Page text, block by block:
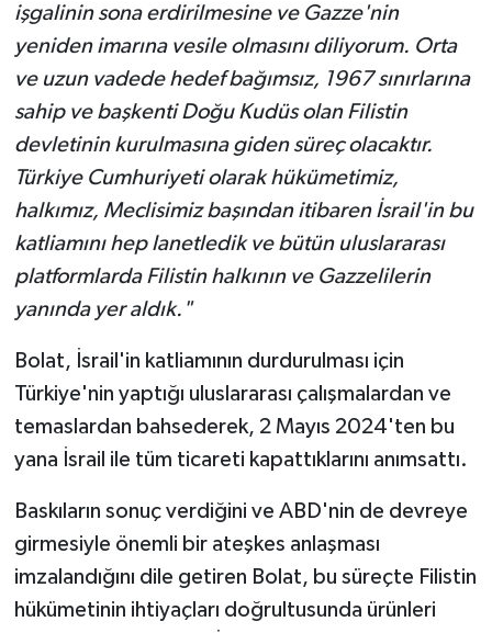
işgalinin sona erdirilmesine ve Gazze'nin
yeniden imarına vesile olmasını diliyorum. Orta
ve uzun vadede hedef bağımsız, 1967 sınırlarına
sahip ve başkenti Doğu Kudüs olan Filistin
devletinin kurulmasına giden süreç olacaktır.
Türkiye Cumhuriyeti olarak hükümetimiz,
halkımız, Meclisimiz başından itibaren İsrail'in bu
katliamını hep lanetledik ve bütün uluslararası
platformlarda Filistin halkının ve Gazzelilerin
yanında yer aldık."
Bolat, İsrail'in katliamının durdurulması için
Türkiye'nin yaptığı uluslararası çalışmalardan ve
temaslardan bahsederek, 2 Mayıs 2024'ten bu
yana İsrail ile tüm ticareti kapattıklarını anımsattı.
Baskıların sonuç verdiğini ve ABD'nin de devreye
girmesiyle önemli bir ateşkes anlaşması
imzalandığını dile getiren Bolat, bu süreçte Filistin
hükümetinin ihtiyaçları doğrultusunda ürünleri